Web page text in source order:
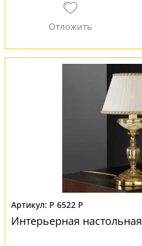
P 6522 P
Интерьерная